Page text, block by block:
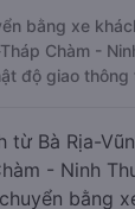
bằng xe
Chàm -
độ giao thông
từ Bà Rịa-
- Ninh
bằng